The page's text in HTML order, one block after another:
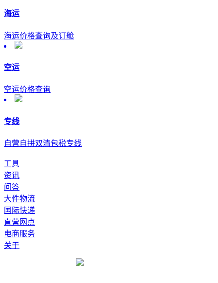
海运
海运价格查询及订舱
空运
空运价格查询
专线
自营自拼双清包税专线
工具
资讯
问答
大件物流
国际快递
直营网点
电商服务
关于